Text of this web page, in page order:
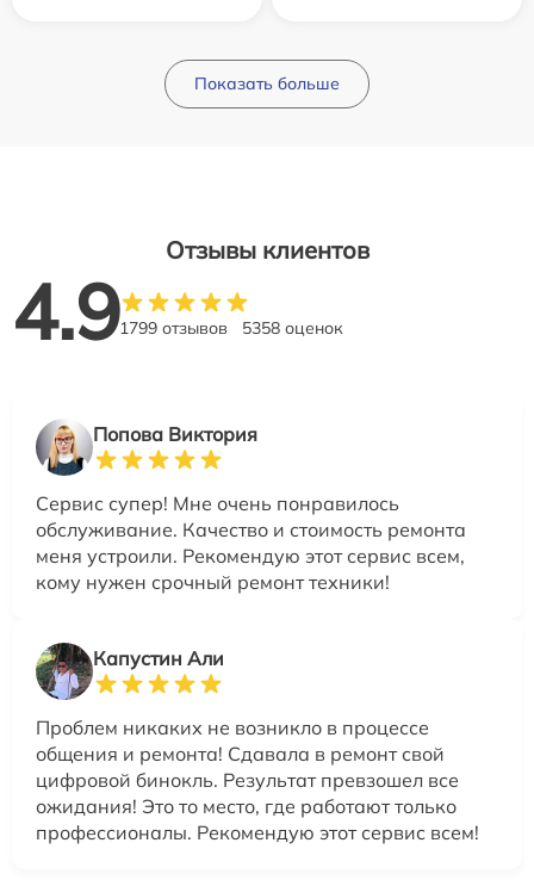
Показать больше
Отзывы клиентов
4.91799 отзывов 5358 оценок
Попова Виктория
Сервис супер! Мне очень понравилось
обслуживание. Качество и стоимость ремонта
меня устроили. Рекомендую этот сервис всем,
кому нужен срочный ремонт техники!
Капустин Али
Проблем никаких не возникло в процессе
общения и ремонта! Сдавала в ремонт свой
цифровой бинокль. Результат превзошел все
ожидания! Это то место, где работают только
профессионалы. Рекомендую этот сервис всем!